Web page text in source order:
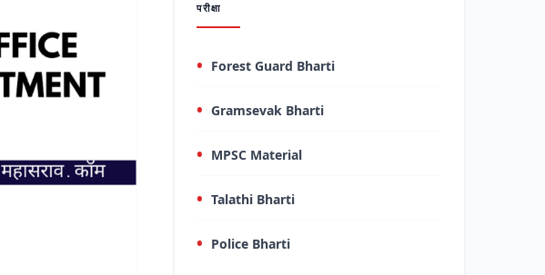
परीक्षा
Forest Guard Bharti
Gramsevak Bharti
MPSC Material
Talathi Bharti
Police Bharti